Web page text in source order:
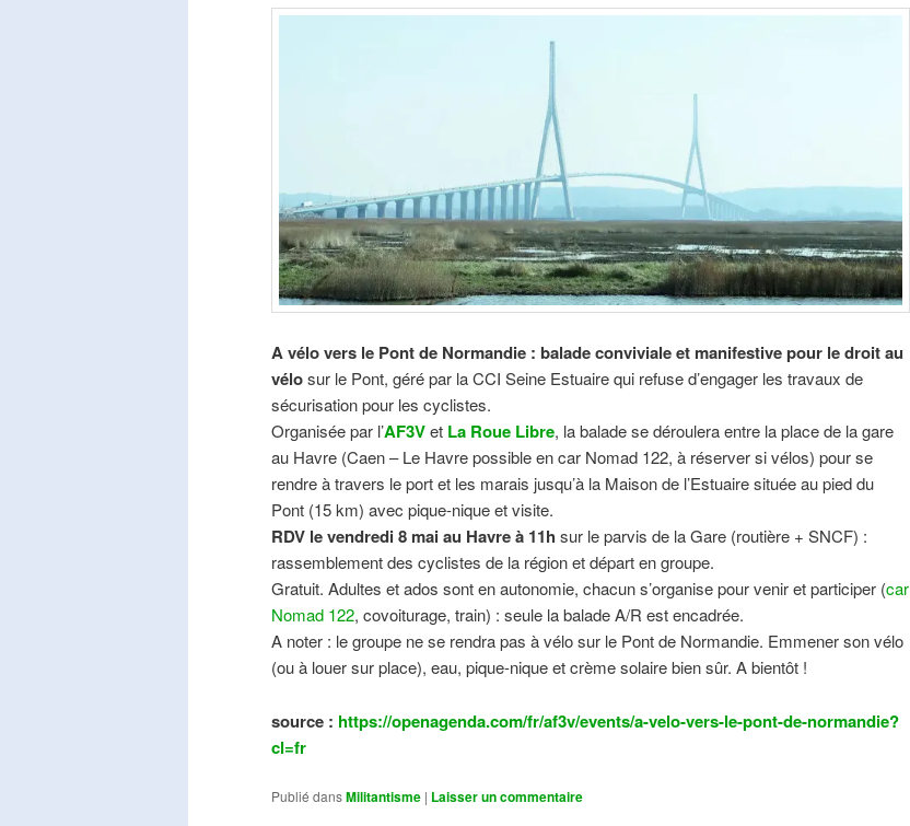
A vélo vers le Pont de Normandie : balade conviviale et manifestivepour le droit au
vélosur le Pont, géré par la CCI Seine Estuaire qui refuse d’engager les travaux de
sécurisation pour les cyclistes.
Organisée par l’AF3Vet La Roue Libre, la balade se déroulera entre la place de la gare
au Havre (Caen – Le Havre possible en car Nomad 122, à réserver si vélos) pour se
rendre à travers le port et les marais jusqu’à la Maison de l’Estuaire située au pied du
Pont (15 km) avec pique-nique et visite.
RDV le vendredi 8 mai au Havre à 11h sur le parvis de la Gare (routière + SNCF) :
rassemblement des cyclistes de la région et départ en groupe.
Gratuit. Adultes et ados sont en autonomie, chacun s’organise pour venir et participer (car
Nomad 122, covoiturage, train) : seule la balade A/R est encadrée.
A noter : le groupe ne se rendra pas à vélo sur le Pont de Normandie. Emmener son vélo
(ou à louer sur place), eau, pique-nique et crème solaire bien sûr. A bientôt !
source : https://openagenda.com/fr/af3v/events/a-velo-vers-le-pont-de-normandie?
cl=fr
Publié dansMilitantisme | Laisser un commentaire